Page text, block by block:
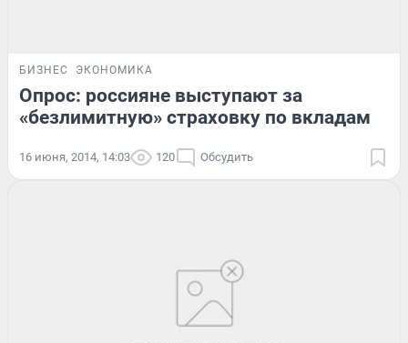
БИЗНЕС ЭКОНОМИКА
Опрос: россияне выступают за
«безлимитную» страховку по вкладам
16 июня, 2014, 14:03 120 Обсудить